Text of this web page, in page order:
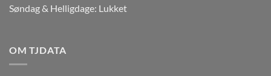
Søndag & Helligdage: Lukket
OM TJDATA